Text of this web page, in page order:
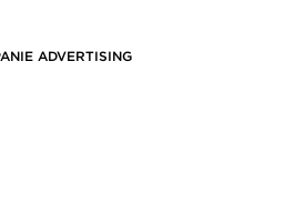
ADVERTISING